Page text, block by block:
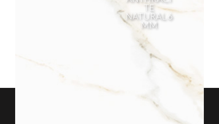
TE
NATURAL 6
MM